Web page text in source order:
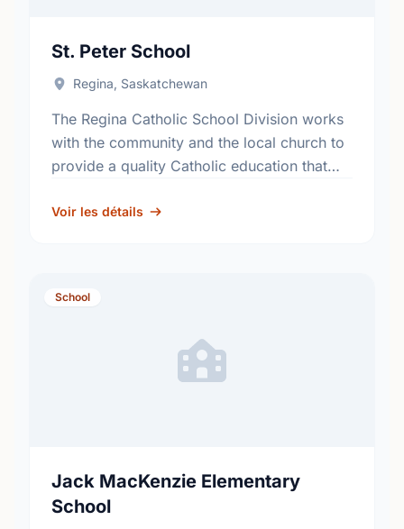
St. Peter School
Regina, Saskatchewan
The Regina Catholic School Division works
with the community and the local church to
provide a quality Catholic education that
development of informed, responsible
Voir les détails
School
Jack MacKenzie Elementary
School